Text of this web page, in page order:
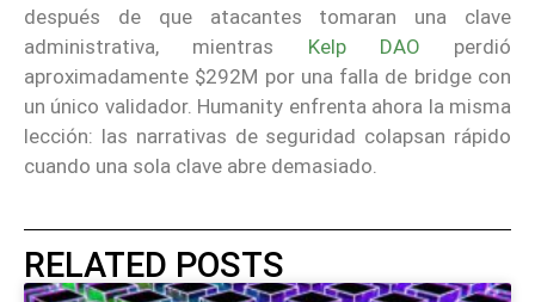
después de que atacantes tomaran una clave
administrativa, mientras Kelp DAO perdió
aproximadamente $292M por una falla de bridge con
un único validador. Humanity enfrenta ahora la misma
lección: las narrativas de seguridad colapsan rápido
cuando una sola clave abre demasiado.
RELATED POSTS